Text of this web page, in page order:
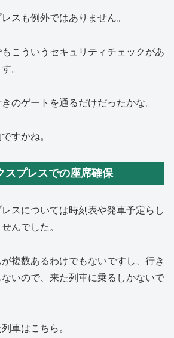
スも例外ではありません。
こういうセキュリティチェックがあ
。
のゲートを通るだけだったかな。
すかね。
スプレスでの座席確保
スについては時刻表や発車予定らし
んでした。
複数あるわけでもないですし、行き
いので、来た列車に乗るしかないで
車はこちら。